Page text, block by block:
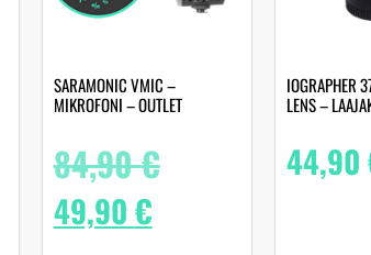
SARAMONIC VMIC –
MIKROFONI – OUTLET
84,90€
49,90€
IOGRAPHER
LENS –
44,90